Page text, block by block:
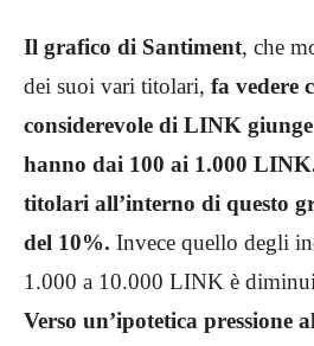
Il grafico di Santiment, che
dei suoi vari titolari, fa vedere
considerevole di LINK
hanno dai 100 ai 1.000
titolari all’interno di questo
del 10%. Invece quello degli
1.000 a 10.000 LINK è
Verso un’ipotetica pressione